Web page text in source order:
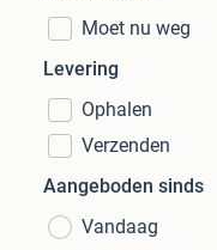
Moet nu weg
Levering
Ophalen
Verzenden
Aangeboden sinds
Vandaag